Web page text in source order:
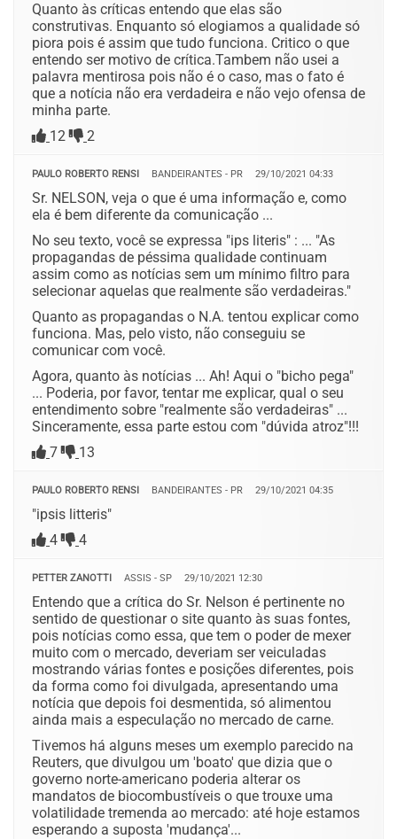
Quanto às críticas entendo que elas são
construtivas. Enquanto só elogiamos a qualidade só
piora pois é assim que tudo funciona. Critico o que
entendo ser motivo de crítica.Tambem não usei a
palavra mentirosa pois não é o caso, mas o fato é
que a notícia não era verdadeira e não vejo ofensa de
minha parte.
12
2
PAULO ROBERTO RENSI BANDEIRANTES - PR 29/10/2021 04:33
Sr. NELSON, veja o que é uma informação e, como
ela é bem diferente da comunicação ...
No seu texto, você se expressa "ips literis" : ... "As
propagandas de péssima qualidade continuam
assim como as notícias sem um mínimo filtro para
selecionar aquelas que realmente são verdadeiras."
Quanto as propagandas o N.A. tentou explicar como
funciona. Mas, pelo visto, não conseguiu se
comunicar com você.
Agora, quanto às notícias ... Ah! Aqui o "bicho pega"
... Poderia, por favor, tentar me explicar, qual o seu
entendimento sobre "realmente são verdadeiras" ...
Sinceramente, essa parte estou com "dúvida atroz"!!!
7
13
PAULO ROBERTO RENSI BANDEIRANTES - PR 29/10/2021 04:35
"ipsis litteris"
4
4
PETTER ZANOTTI ASSIS - SP 29/10/2021 12:30
Entendo que a crítica do Sr. Nelson é pertinente no
sentido de questionar o site quanto às suas fontes,
pois notícias como essa, que tem o poder de mexer
muito com o mercado, deveriam ser veiculadas
mostrando várias fontes e posições diferentes, pois
da forma como foi divulgada, apresentando uma
notícia que depois foi desmentida, só alimentou
ainda mais a especulação no mercado de carne.
Tivemos há alguns meses um exemplo parecido na
Reuters, que divulgou um 'boato' que dizia que o
governo norte-americano poderia alterar os
mandatos de biocombustíveis o que trouxe uma
volatilidade tremenda ao mercado: até hoje estamos
esperando a suposta 'mudança'...